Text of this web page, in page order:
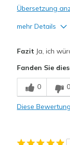
Übersetzung
mehr Details
Comfortable
Stylish
Fazit Ja, ich
Fanden Sie
0 0
Diese